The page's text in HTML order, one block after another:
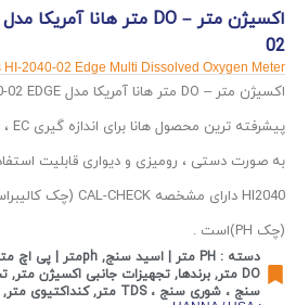
02
HI-2040-02 Edge Multi Dissolved Oxygen Meter
به صورت دستی ، رومیزی و دیواری قابلیت
(چک PH)است .
دسته : PH متر | اسید سنج , phمتر | پی اچ متر
DO متر
, برندها, تجهیزات جانبی اکسیژن متر,
سنج ، شوری سنج ، TDS متر
,کنداکتیوی متر,